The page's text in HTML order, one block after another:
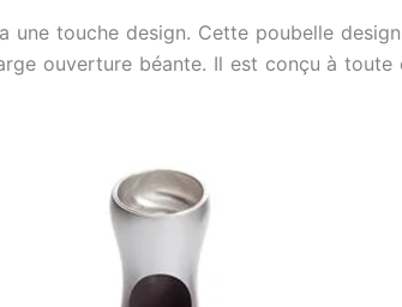
touche design. Cette poubelle
ouverture béante. Il est conçu à toute